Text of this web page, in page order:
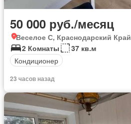
50 000 руб./месяц
Веселое С, Краснодарский Край
2 Комнаты
37 кв.м
Кондиционер
23 часов назад